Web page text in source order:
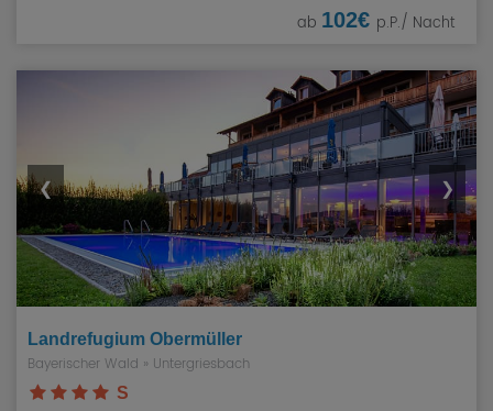
ab 102€ p.P./ Nacht
❮ ❯
Landrefugium Obermüller
Bayerischer Wald » Untergriesbach
S